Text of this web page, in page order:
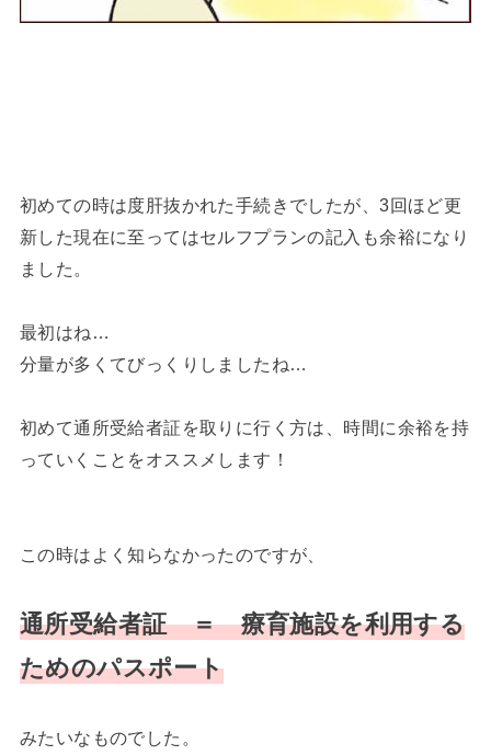
初めての時は度肝抜かれた手続きでしたが、3回ほど更
新した現在に至ってはセルフプランの記入も余裕になり
ました。
最初はね…
分量が多くてびっくりしましたね…
初めて通所受給者証を取りに行く方は、時間に余裕を持
っていくことをオススメします！
この時はよく知らなかったのですが、
通所受給者証 ＝ 療育施設を利用する
ためのパスポート
みたいなものでした。